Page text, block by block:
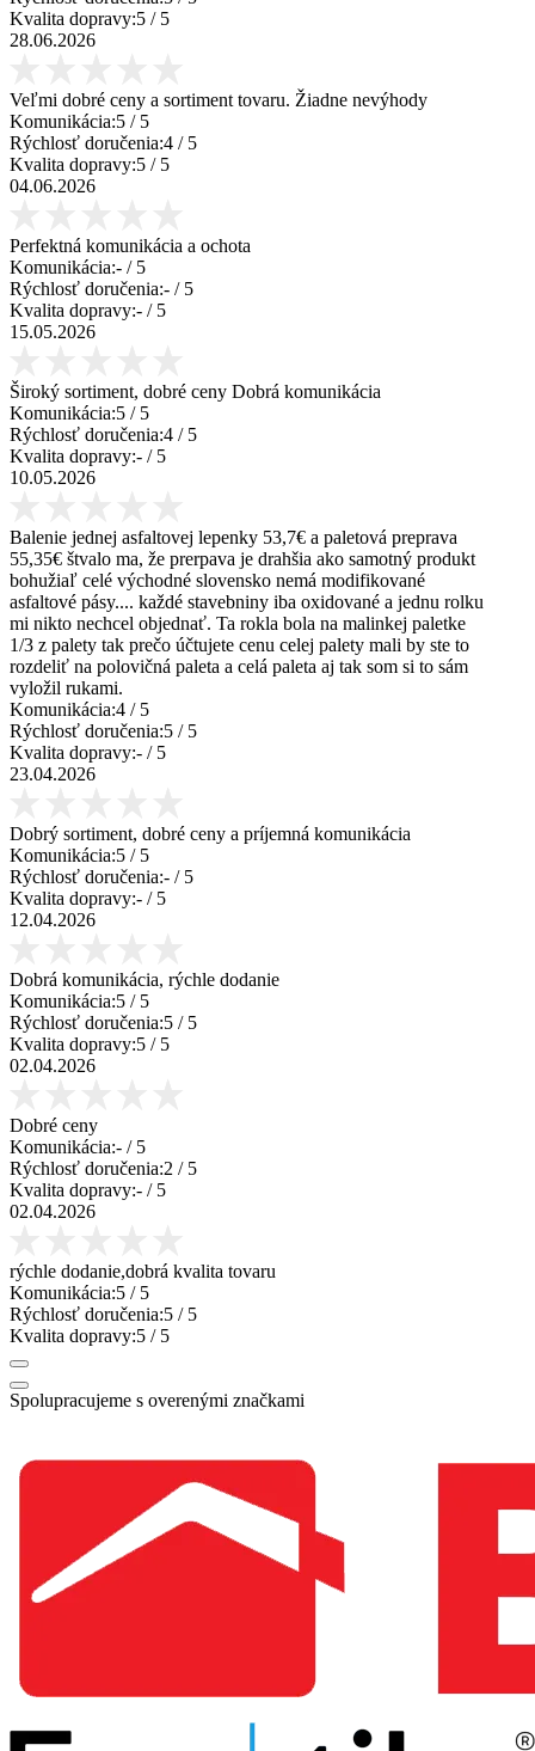
Kvalita dopravy:5 / 5
28.06.2026
Veľmi dobré ceny a sortiment tovaru. Žiadne nevýhody
Komunikácia:5 / 5
Rýchlosť doručenia:4 / 5
Kvalita dopravy:5 / 5
04.06.2026
Perfektná komunikácia a ochota
Komunikácia:- / 5
Rýchlosť doručenia:- / 5
Kvalita dopravy:- / 5
15.05.2026
Široký sortiment, dobré ceny Dobrá komunikácia
Komunikácia:5 / 5
Rýchlosť doručenia:4 / 5
Kvalita dopravy:- / 5
10.05.2026
Balenie jednej asfaltovej lepenky 53,7€ a paletová preprava
55,35€ štvalo ma, že prerpava je drahšia ako samotný produkt
bohužiaľ celé východné slovensko nemá modifikované
asfaltové pásy.... každé stavebniny iba oxidované a jednu rolku
mi nikto nechcel objednať. Ta rokla bola na malinkej paletke
1/3 z palety tak prečo účtujete cenu celej palety mali by ste to
rozdeliť na polovičná paleta a celá paleta aj tak som si to sám
vyložil rukami.
Komunikácia:4 / 5
Rýchlosť doručenia:5 / 5
Kvalita dopravy:- / 5
23.04.2026
Dobrý sortiment, dobré ceny a príjemná komunikácia
Komunikácia:5 / 5
Rýchlosť doručenia:- / 5
Kvalita dopravy:- / 5
12.04.2026
Dobrá komunikácia, rýchle dodanie
Komunikácia:5 / 5
Rýchlosť doručenia:5 / 5
Kvalita dopravy:5 / 5
02.04.2026
Dobré ceny
Komunikácia:- / 5
Rýchlosť doručenia:2 / 5
Kvalita dopravy:- / 5
02.04.2026
rýchle dodanie,dobrá kvalita tovaru
Komunikácia:5 / 5
Rýchlosť doručenia:5 / 5
Kvalita dopravy:5 / 5
Spolupracujeme s overenými značkami